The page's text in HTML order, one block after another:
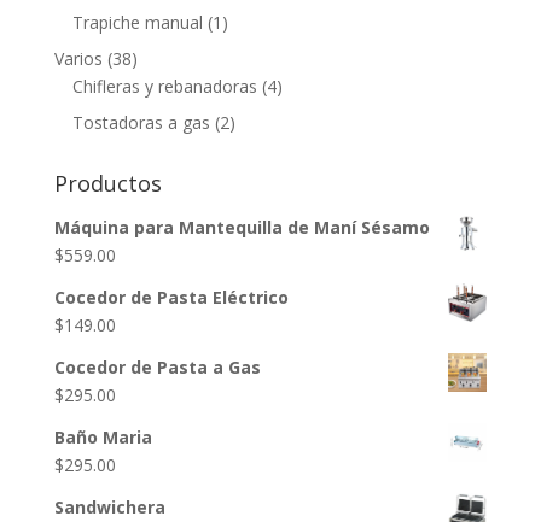
Trapiche manual (1)
Varios (38)
Chifleras y rebanadoras (4)
Tostadoras a gas (2)
Productos
Máquina para Mantequilla de Maní Sésamo
$559.00
Cocedor de Pasta Eléctrico
$149.00
Cocedor de Pasta a Gas
$295.00
Baño Maria
$295.00
Sandwichera